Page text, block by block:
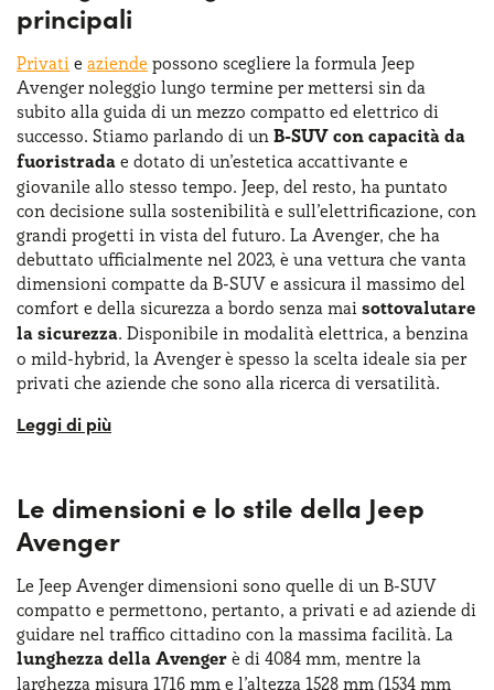
principali
Privati e aziende possono scegliere la formula Jeep
Avenger noleggio lungo termine per mettersi sin da
subito alla guida di un mezzo compatto ed elettrico di
successo. Stiamo parlando di un B-SUV con capacità da
fuoristrada e dotato di un’estetica accattivante e
giovanile allo stesso tempo. Jeep, del resto, ha puntato
con decisione sulla sostenibilità e sull’elettrificazione, con
grandi progetti in vista del futuro. La Avenger, che ha
debuttato ufficialmente nel 2023, è una vettura che vanta
dimensioni compatte da B-SUV e assicura il massimo del
comfort e della sicurezza a bordo senza mai sottovalutare
la sicurezza. Disponibile in modalità elettrica, a benzina
o mild-hybrid, la Avenger è spesso la scelta ideale sia per
privati che aziende che sono alla ricerca di versatilità.
La Jeep Avenger rappresenta un’autentica svolta per il
soprattutto per il mercato europeo, la Avenger unisce uno
stile unico a una vocazione moderna, dimostrando un
grande impegno nei confronti di sostenibilità ed
elettrificazione. Si tratta di un
veicolo versatile e
innovativo
, perfetto per viaggiare in città senza problemi
e in percorsi extraurbani grazie a unaconfigurazione
tecnologicasempre all’avanguardia. La Jeep Avenger si
posiziona, nel listino Jeep, subito sotto la Renegade come
Le dimensioni e lo stile della Jeep
Avenger
Le Jeep Avenger dimensioni sono quelle di un B-SUV
compatto e permettono, pertanto, a privati e ad aziende di
guidare nel traffico cittadino con la massima facilità. La
lunghezza della Avenger è di 4084 mm, mentre la
larghezza misura 1716 mm e l’altezza 1528 mm (1534 mm